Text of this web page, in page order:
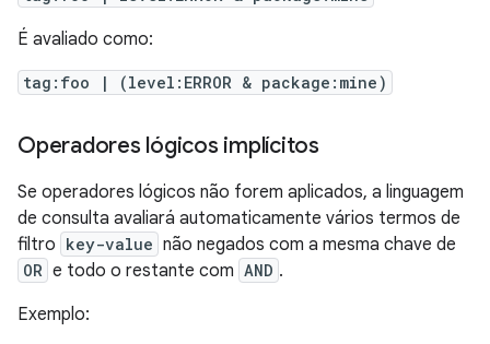
É avaliado como:
tag:foo | (level:ERROR & package:mine)
Operadores lógicos implícitos
Se operadores lógicos não forem aplicados, a linguagem
de consulta avaliará automaticamente vários termos de
filtro key-value não negados com a mesma chave de
OR e todo o restante com AND .
Exemplo: